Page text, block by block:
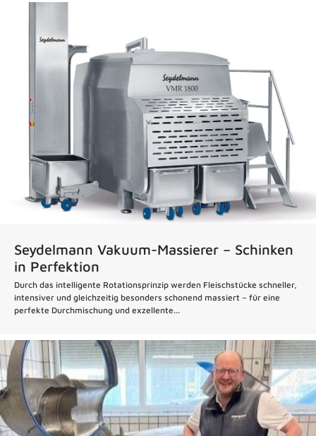
Seydelmann Vakuum-Massierer – Schinken
in Perfektion
Durch das intelligente Rotationsprinzip werden Fleischstücke schneller,
intensiver und gleichzeitig besonders schonend massiert – für eine
perfekte Durchmischung und exzellente...